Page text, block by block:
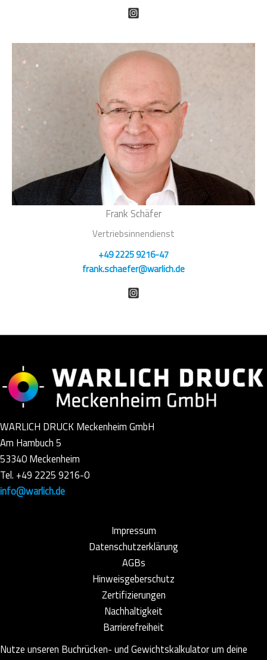
Frank Schäfer
Vertriebsinnendienst
+49 2225 9216-47
frank.schaefer@warlich.de
WARLICH DRUCK Meckenheim GmbH
Am Hambuch 5
53340 Meckenheim
Tel. +49 2225 9216-0
info@warlich.de
Impressum
Datenschutzerklärung
AGBs
Hinweisgeberschutz
Zertifizierungen
Nachhaltigkeit
Barrierefreiheit
Nutze unseren Buchrücken- und Gewichtskalkulator um deine